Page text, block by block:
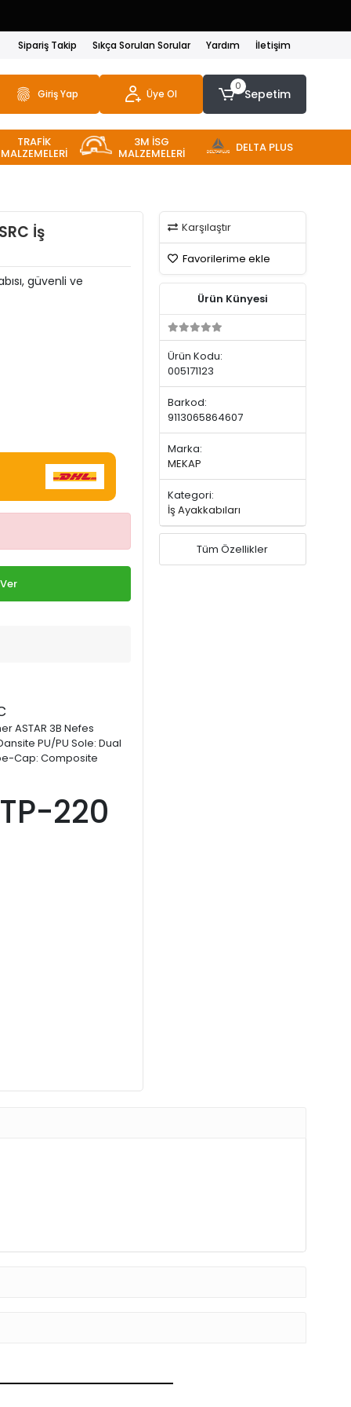
Sipariş Takip Sıkça Sorulan Sorular Yardım İletişim
Giriş Yap Üye Ol
0
Sepetim
TRAFİK
MALZEMELERİ
3M İSG
MALZEMELERİ DELTA PLUS
İş
güvenli ve
ASTAR 3B Nefes
PU/PU Sole: Dual
Cap: Composite
220
Karşılaştır
Favorilerime ekle
Ürün Künyesi
Ürün Kodu:
005171123
Barkod:
9113065864607
Marka:
MEKAP
Kategori:
İş Ayakkabıları
Tüm Özellikler